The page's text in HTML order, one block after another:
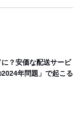
に？安価な配送サービ
年問題」で起こる